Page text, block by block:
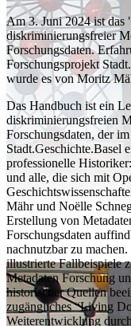
Am 3. Juni 2024 ist das
diskriminierungsfreier
Forschungsdaten.
Forschungsprojekt
wurde es von Moritz
Das Handbuch ist ein
diskriminierungsfreien
Forschungsdaten, der
Stadt.Geschichte.Basel
professionelle
und alle, die sich mit
Mähr und Noëlle
Erstellung von
Forschungsdaten
nachnutzbar zu
illustrierte Fallbeispiele
Metadaten Forschung
historischer Quellen
zugängliches “Living
Weiterentwicklung